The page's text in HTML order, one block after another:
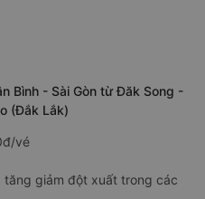
Bình - Sài Gòn từ Đăk Song -
(Đắk Lắk)
vé
tăng giảm đột xuất trong các